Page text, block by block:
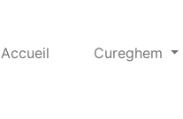
Accueil Cureghem